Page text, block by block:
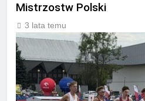
Mistrzostw Polski
3 lata temu